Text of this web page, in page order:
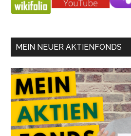
MEIN NEUER AKTIENFONDS